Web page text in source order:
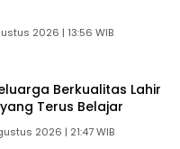
2026 | 13:56 WIB
Berkualitas Lahir
Terus Belajar
2026 | 21:47 WIB